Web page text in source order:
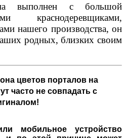
выполнен с большой
краснодеревщиками,
нашего производства, он
родных, близких своим
цветов порталов на
часто не совпадать с
мобильное устройство